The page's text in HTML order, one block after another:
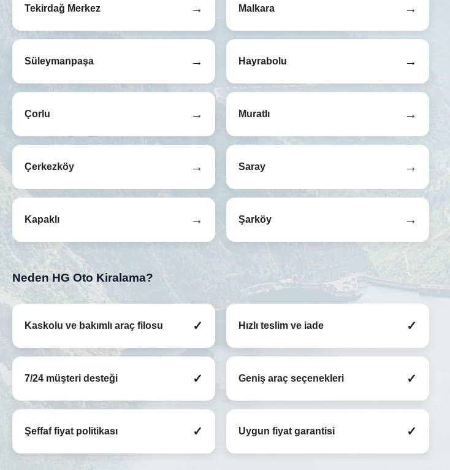
Tekirdağ Merkez →
Süleymanpaşa →
Çorlu →
Çerkezköy →
Kapaklı →
Malkara →
Hayrabolu →
Muratlı →
Saray →
Şarköy →
Neden HG Oto Kiralama?
Kaskolu ve bakımlı araç filosu ✓
7/24 müşteri desteği ✓
Şeffaf fiyat politikası ✓
Hızlı teslim ve iade ✓
Geniş araç seçenekleri ✓
Uygun fiyat garantisi ✓